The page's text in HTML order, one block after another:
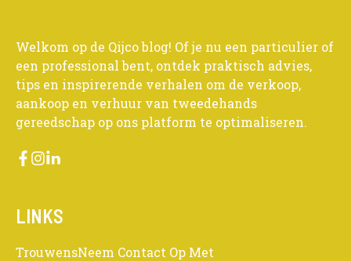
Welkom op de Qijco blog! Of je nu een particulier of
een professional bent, ontdek praktisch advies,
tips en inspirerende verhalen om de verkoop,
aankoop en verhuur van tweedehands
gereedschap op ons platform te optimaliseren.
LINKS
TrouwensNeem Contact Op Met